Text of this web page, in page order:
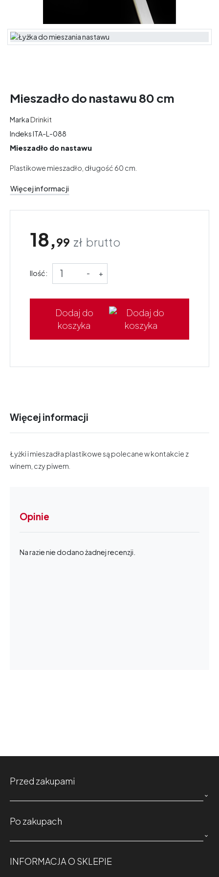
Mieszadło do nastawu 80 cm
MarkaDrinkit
IndeksITA-L-088
Mieszadło do nastawu
Plastikowe mieszadło, długość 60 cm.
Więcej informacji
18,99 zł brutto
Ilość: - +
Dodaj do
koszyka
Więcej informacji
Łyżki i mieszadła plastikowe są polecane w kontakcie z
winem, czy piwem.
Opinie
Na razie nie dodano żadnej recenzji.
Przed zakupami

Po zakupach

INFORMACJA O SKLEPIE